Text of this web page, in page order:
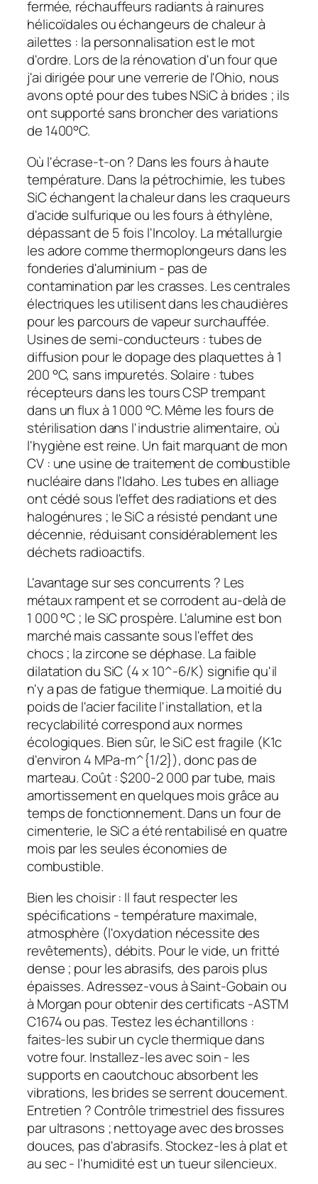
fermée, réchauffeurs radiants à rainures
hélicoïdales ou échangeurs de chaleur à
ailettes : la personnalisation est le mot
d'ordre. Lors de la rénovation d'un four que
j'ai dirigée pour une verrerie de l'Ohio, nous
avons opté pour des tubes NSiC à brides ; ils
ont supporté sans broncher des variations
de 1400°C.
Où l'écrase-t-on ? Dans les fours à haute
température. Dans la pétrochimie, les tubes
SiC échangent la chaleur dans les craqueurs
d'acide sulfurique ou les fours à éthylène,
dépassant de 5 fois l'Incoloy. La métallurgie
les adore comme thermoplongeurs dans les
fonderies d'aluminium - pas de
contamination par les crasses. Les centrales
électriques les utilisent dans les chaudières
pour les parcours de vapeur surchauffée.
Usines de semi-conducteurs : tubes de
diffusion pour le dopage des plaquettes à 1
200 °C, sans impuretés. Solaire : tubes
récepteurs dans les tours CSP trempant
dans un flux à 1 000 °C. Même les fours de
stérilisation dans l'industrie alimentaire, où
l'hygiène est reine. Un fait marquant de mon
CV : une usine de traitement de combustible
nucléaire dans l'Idaho. Les tubes en alliage
ont cédé sous l'effet des radiations et des
halogénures ; le SiC a résisté pendant une
décennie, réduisant considérablement les
déchets radioactifs.
L'avantage sur ses concurrents ? Les
métaux rampent et se corrodent au-delà de
1 000 °C ; le SiC prospère. L'alumine est bon
marché mais cassante sous l'effet des
chocs ; la zircone se déphase. La faible
dilatation du SiC (4 x 10^-6/K) signifie qu'il
n'y a pas de fatigue thermique. La moitié du
poids de l'acier facilite l'installation, et la
recyclabilité correspond aux normes
écologiques. Bien sûr, le SiC est fragile (K1c
d'environ 4 MPa-m^{1/2}), donc pas de
marteau. Coût : $200-2 000 par tube, mais
amortissement en quelques mois grâce au
temps de fonctionnement. Dans un four de
cimenterie, le SiC a été rentabilisé en quatre
mois par les seules économies de
combustible.
Bien les choisir : Il faut respecter les
spécifications - température maximale,
atmosphère (l'oxydation nécessite des
revêtements), débits. Pour le vide, un fritté
dense ; pour les abrasifs, des parois plus
épaisses. Adressez-vous à Saint-Gobain ou
à Morgan pour obtenir des certificats -ASTM
C1674 ou pas. Testez les échantillons :
faites-les subir un cycle thermique dans
votre four. Installez-les avec soin - les
supports en caoutchouc absorbent les
vibrations, les brides se serrent doucement.
Entretien ? Contrôle trimestriel des fissures
par ultrasons ; nettoyage avec des brosses
douces, pas d'abrasifs. Stockez-les à plat et
au sec - l'humidité est un tueur silencieux.